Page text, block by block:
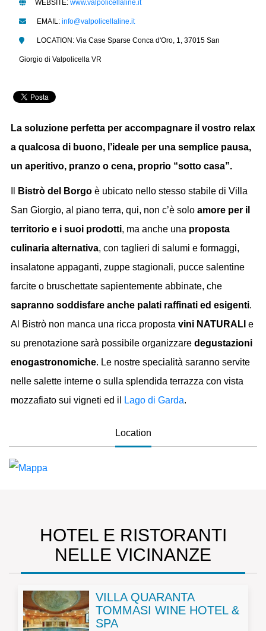
WEBSITE: www.valpolicellaline.it
EMAIL: info@valpolicellaline.it
LOCATION: Via Case Sparse Conca d'Oro, 1, 37015 San
Giorgio di Valpolicella VR
La soluzione perfetta per accompagnare il vostro relax
a qualcosa di buono, l’ideale per una semplice pausa,
un aperitivo, pranzo o cena, proprio “sotto casa”.
Bistrò del Borgoè ubicato nello stesso stabile di Villa
San Giorgio, al piano terra, qui, non c’è solo amore per il
territorio e i suoi prodotti, ma anche una proposta
culinaria alternativa, con taglieri di salumi e formaggi,
insalatone appaganti, zuppe stagionali, pucce salentine
farcite o bruschettate sapientemente abbinate, che
sapranno soddisfare anche palati raffinati ed esigenti.
Al Bistrò non manca una ricca proposta vini NATURALI e
su prenotazione sarà possibile organizzare degustazioni
enogastronomiche. Le nostre specialità saranno servite
nelle salette interne o sulla splendida terrazza con vista
mozzafiato sui vigneti ed il
Lago di Garda.
Location
HOTEL E RISTORANTI
NELLE VICINANZE
VILLA QUARANTA
TOMMASI WINE HOTEL &
SPA